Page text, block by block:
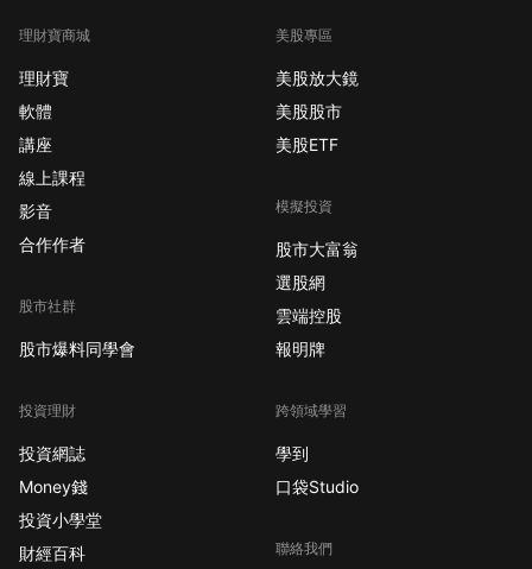
理財寶商城
理財寶
軟體
講座
線上課程
影音
合作作者
股市社群
股市爆料同學會
投資理財
投資網誌
Money錢
投資小學堂
財經百科
美股專區
美股放大鏡
美股股市
美股ETF
模擬投資
股市大富翁
選股網
雲端控股
報明牌
跨領域學習
學到
口袋Studio
聯絡我們